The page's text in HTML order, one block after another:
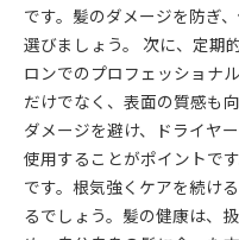
です。髪のダメージを防ぎ
選びましょう。 次に、定期
ロンでのプロフェッショナ
だけでなく、表面の質感も
ダメージを避け、ドライヤ
使用することがポイントで
です。根気強くケアを続け
るでしょう。髪の健康は、